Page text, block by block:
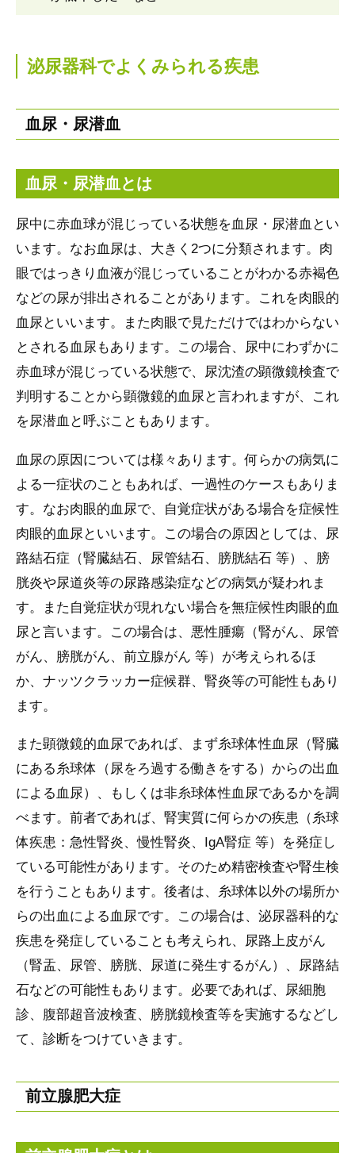
泌尿器科でよくみられる疾患
血尿・尿潜血
血尿・尿潜血とは
尿中に赤血球が混じっている状態を血尿・尿潜血とい
います。なお血尿は、大きく2つに分類されます。肉
眼ではっきり血液が混じっていることがわかる赤褐色
などの尿が排出されることがあります。これを肉眼的
血尿といいます。また肉眼で見ただけではわからない
とされる血尿もあります。この場合、尿中にわずかに
赤血球が混じっている状態で、尿沈渣の顕微鏡検査で
判明することから顕微鏡的血尿と言われますが、これ
を尿潜血と呼ぶこともあります。
血尿の原因については様々あります。何らかの病気に
よる一症状のこともあれば、一過性のケースもありま
す。なお肉眼的血尿で、自覚症状がある場合を症候性
肉眼的血尿といいます。この場合の原因としては、尿
路結石症（腎臓結石、尿管結石、膀胱結石 等）、膀
胱炎や尿道炎等の尿路感染症などの病気が疑われま
す。また自覚症状が現れない場合を無症候性肉眼的血
尿と言います。この場合は、悪性腫瘍（腎がん、尿管
がん、膀胱がん、前立腺がん 等）が考えられるほ
か、ナッツクラッカー症候群、腎炎等の可能性もあり
ます。
また顕微鏡的血尿であれば、まず糸球体性血尿（腎臓
にある糸球体（尿をろ過する働きをする）からの出血
による血尿）、もしくは非糸球体性血尿であるかを調
べます。前者であれば、腎実質に何らかの疾患（糸球
体疾患：急性腎炎、慢性腎炎、IgA腎症 等）を発症し
ている可能性があります。そのため精密検査や腎生検
を行うこともあります。後者は、糸球体以外の場所か
らの出血による血尿です。この場合は、泌尿器科的な
疾患を発症していることも考えられ、尿路上皮がん
（腎盂、尿管、膀胱、尿道に発生するがん）、尿路結
石などの可能性もあります。必要であれば、尿細胞
診、腹部超音波検査、膀胱鏡検査等を実施するなどし
て、診断をつけていきます。
前立腺肥大症